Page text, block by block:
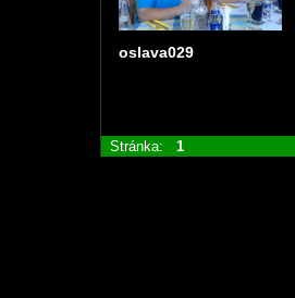
oslava029
Stránka: 1